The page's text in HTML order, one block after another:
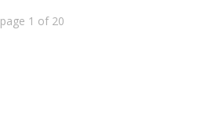
page 1 of 20